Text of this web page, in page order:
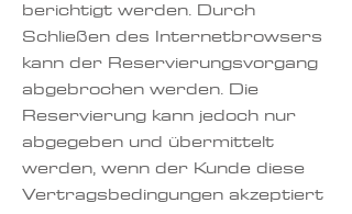
berichtigt werden. Durch
Schließen des Internetbrowsers
kann der Reservierungsvorgang
abgebrochen werden. Die
Reservierung kann jedoch nur
abgegeben und übermittelt
werden, wenn der Kunde diese
Vertragsbedingungen akzeptiert